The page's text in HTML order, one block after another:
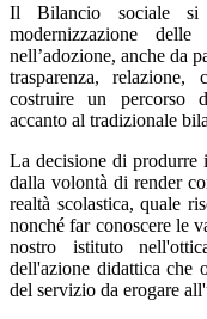
Il Bilancio sociale si
modernizzazione
nell’adozione, anche da
trasparenza,
costruire un percorso
accanto al tradizionale
La decisione di produrre
dalla volontà di render
realtà scolastica, quale
nonché far conoscere le
nostro istituto
dell'azione didattica che
del servizio da erogare